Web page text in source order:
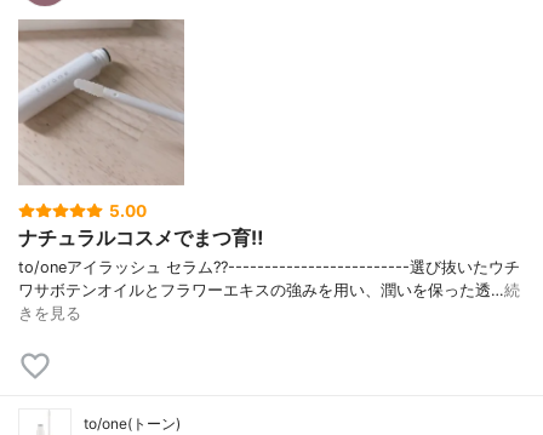
5.00
ナチュラルコスメでまつ育‼︎
to/oneアイラッシュ セラム??-------------------------選び抜いたウチ
ワサボテンオイルとフラワーエキスの強みを用い、潤いを保った透…続
きを見る
to/one(トーン)